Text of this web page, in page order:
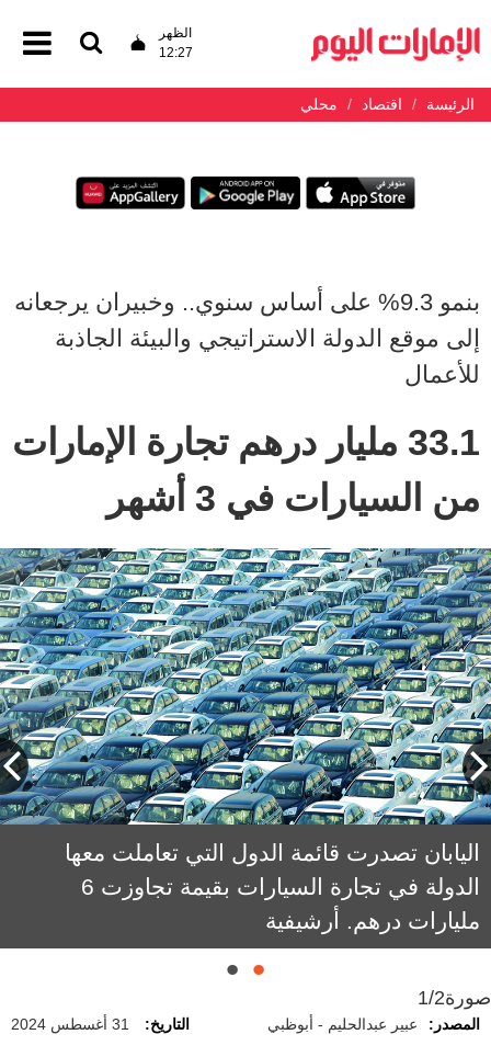
الظهر
12:27
الرئيسة اقتصاد محلي
بنمو 9.3% على أساس سنوي.. وخبيران يرجعانه
إلى موقع الدولة الاستراتيجي والبيئة الجاذبة
للأعمال
33.1 مليار درهم تجارة الإمارات
من السيارات في 3 أشهر
اليابان تصدرت قائمة الدول التي تعاملت معها
الدولة في تجارة السيارات بقيمة تجاوزت 6
مليارات درهم. أرشيفية
صورة1/2
المصدر: عبير عبدالحليم - أبوظبي التاريخ: 31 أغسطس 2024